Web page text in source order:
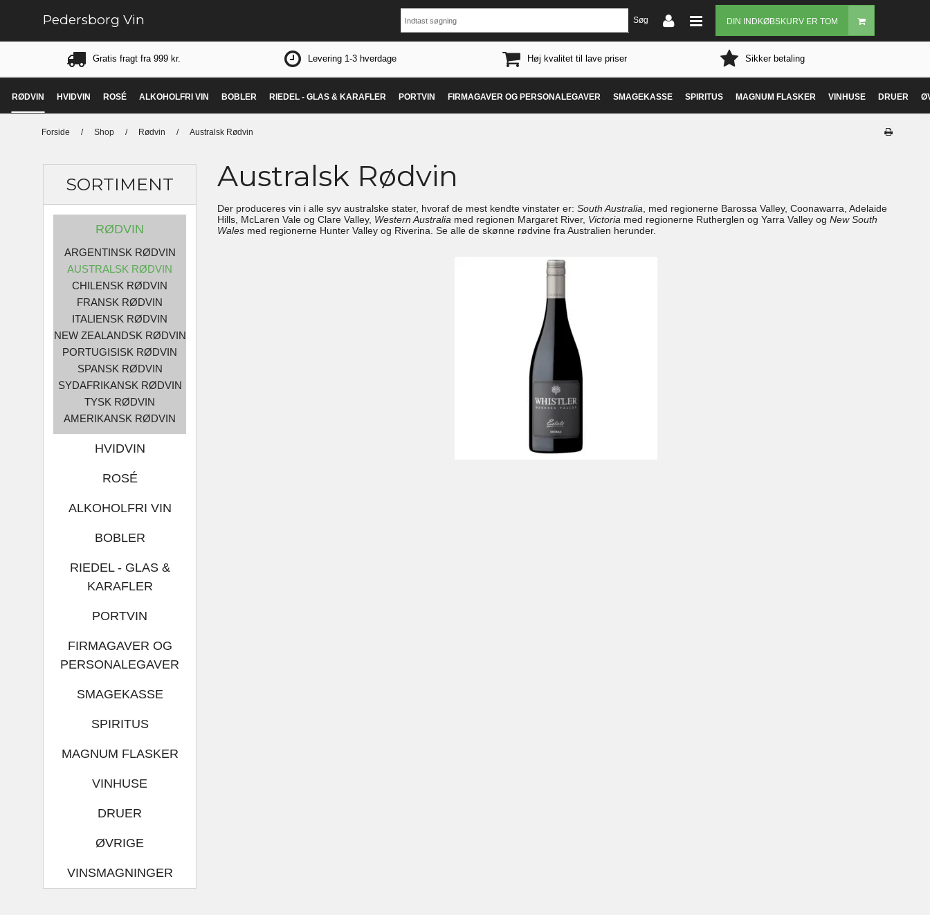
Pedersborg Vin DIN INDKØBSKURV ER TOM
Søg
Gratis fragt fra 999 kr. Levering 1-3 hverdage Høj kvalitet til lave priser Sikker betaling
RØDVIN HVIDVIN ROSÉ ALKOHOLFRI VIN BOBLER RIEDEL - GLAS & KARAFLER PORTVIN FIRMAGAVER OG PERSONALEGAVER SMAGEKASSE SPIRITUS MAGNUM FLASKER VINHUSE DRUER
Forside / Shop / Rødvin / Australsk Rødvin
SORTIMENT
RØDVIN
ARGENTINSK RØDVIN
AUSTRALSK RØDVIN
CHILENSK RØDVIN
FRANSK RØDVIN
ITALIENSK RØDVIN
NEW ZEALANDSK RØDVIN
PORTUGISISK RØDVIN
SPANSK RØDVIN
SYDAFRIKANSK RØDVIN
TYSK RØDVIN
AMERIKANSK RØDVIN
HVIDVIN
ROSÉ
ALKOHOLFRI VIN
BOBLER
RIEDEL - GLAS &
KARAFLER
PORTVIN
FIRMAGAVER OG
PERSONALEGAVER
SMAGEKASSE
SPIRITUS
MAGNUM FLASKER
VINHUSE
DRUER
ØVRIGE
VINSMAGNINGER
Australsk Rødvin
Der produceres vin i alle syv australske stater, hvoraf de mest kendte vinstater er:South Australia , med regionerne Barossa Valley, Coonawarra, Adelaide
Hills, McLaren Vale og Clare Valley, Western Australia med regionen Margaret River, Victoria med regionerne Rutherglen og Yarra Valley ogNew South
Wales med regionerne Hunter Valley og Riverina. Se alle de skønne rødvine fra Australien herunder.